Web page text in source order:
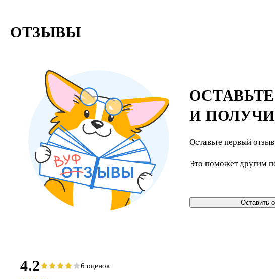
ОТЗЫВЫ
И
Оставьте первый
Это поможет другим
Оставить
4.2 6 оценок